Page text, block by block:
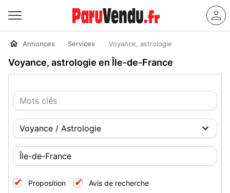
Annonces Services Voyance, astrologie
Voyance, astrologie en Île-de-France
Proposition Avis de recherche